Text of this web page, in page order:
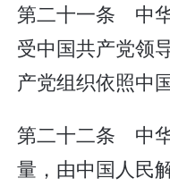
第二十一条 中
受中国共产党领
产党组织依照中
第二十二条 中
量，由中国人民